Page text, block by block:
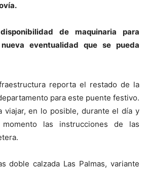
de maquinaria para
eventualidad que se pueda
reporta el restado de la
para este puente festivo.
viajar, en lo posible, durante el día y
las instrucciones de las
doble calzada Las Palmas, variante